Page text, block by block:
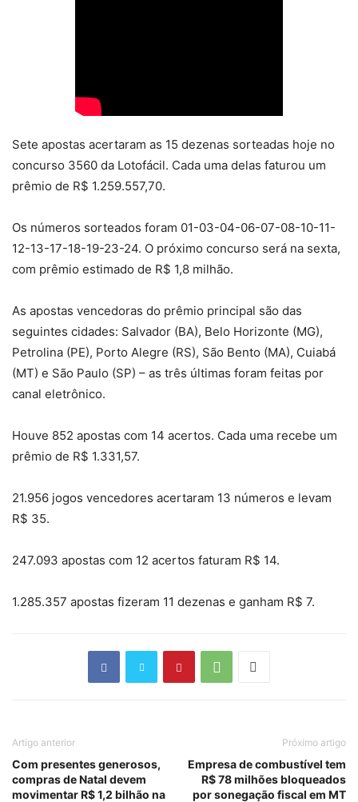
Sete apostas acertaram as 15 dezenas sorteadas hoje no
concurso 3560 da Lotofácil. Cada uma delas faturou um
prêmio de R$ 1.259.557,70.
Os números sorteados foram 01-03-04-06-07-08-10-11-
12-13-17-18-19-23-24. O próximo concurso será na sexta,
com prêmio estimado de R$ 1,8 milhão.
As apostas vencedoras do prêmio principal são das
seguintes cidades: Salvador (BA), Belo Horizonte (MG),
Petrolina (PE), Porto Alegre (RS), São Bento (MA), Cuiabá
(MT) e São Paulo (SP) – as três últimas foram feitas por
canal eletrônico.
Houve 852 apostas com 14 acertos. Cada uma recebe um
prêmio de R$ 1.331,57.
21.956 jogos vencedores acertaram 13 números e levam
R$ 35.
247.093 apostas com 12 acertos faturam R$ 14.
1.285.357 apostas fizeram 11 dezenas e ganham R$ 7.
Artigo anterior
Com presentes generosos,
compras de Natal devem
movimentar R$ 1,2 bilhão na
Próximo artigo
Empresa de combustível tem
R$ 78 milhões bloqueados
por sonegação fiscal em MT